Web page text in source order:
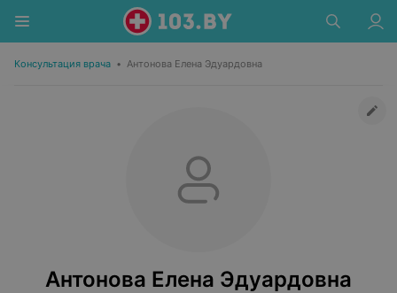
Консультация врача • Антонова Елена Эдуардовна
Антонова Елена Эдуардовна